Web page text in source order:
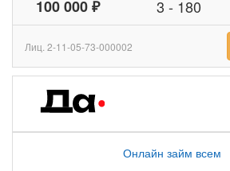
100 000 ₽ 3 - 180
Лиц. 2-11-05-73-000002
Онлайн займ всем